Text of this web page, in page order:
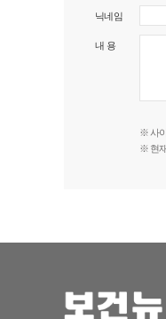
닉네임
내 용
※ 사
※ 현